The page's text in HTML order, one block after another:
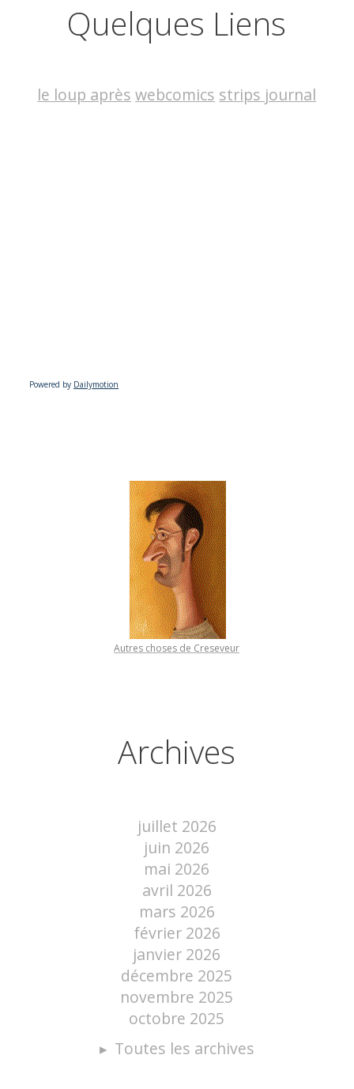
Quelques Liens
le loup après webcomics strips journal
Powered by Dailymotion
Autres choses de Creseveur
Archives
juillet 2026
juin 2026
mai 2026
avril 2026
mars 2026
février 2026
janvier 2026
décembre 2025
novembre 2025
octobre 2025
Toutes les archives